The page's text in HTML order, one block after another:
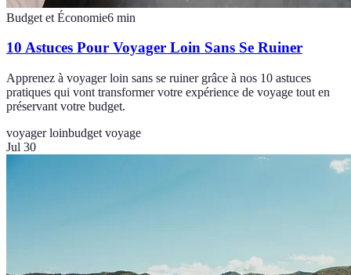
Budget et Économie6 min
10 Astuces Pour Voyager Loin Sans Se Ruiner
Apprenez à voyager loin sans se ruiner grâce à nos 10 astuces
pratiques qui vont transformer votre expérience de voyage tout en
préservant votre budget.
voyager loinbudget voyage
Jul 30